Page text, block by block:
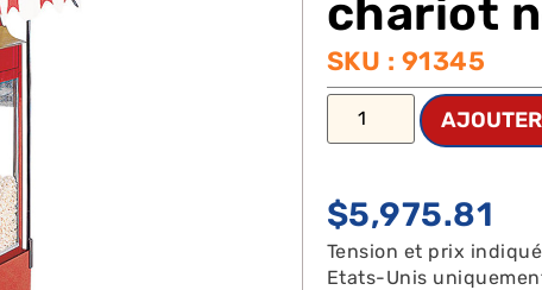
chariot
SKU : 91345
$5,975.81
Tension et prix
Etats-Unis